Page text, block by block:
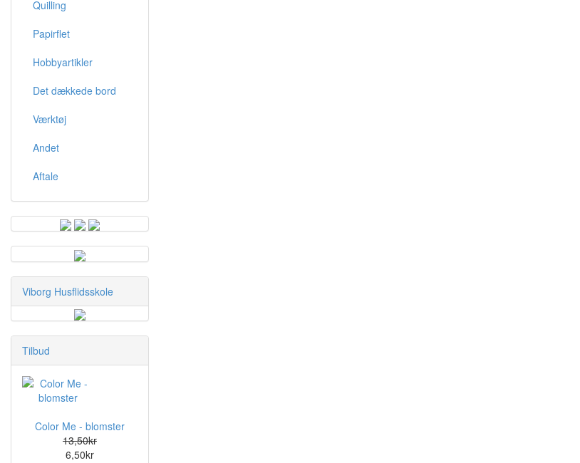
Quilling
Papirflet
Hobbyartikler
Det dækkede bord
Værktøj
Andet
Aftale
Viborg Husflidsskole
Tilbud
Color Me - blomster
13,50kr
6,50kr